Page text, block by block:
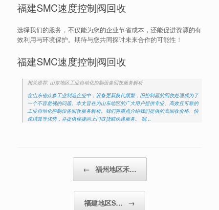
福建SMC速度控制阀回收
选择我们的服务，不仅能为您的企业节省成本，还能促进资源的有
效利用与环境保护。期待与您共同探讨未来合作的可能性！
福建SMC速度控制阀回收
相关推荐: 山东地区工业自动化控制设备回收服务解析
在山东省众多工业制造企业中，设备更新换代频繁，旧控制器的回收处理成为了
一个不容忽视的问题。本文旨在为山东地区的广大用户提供专业、高效且可靠的
工业自动化控制设备回收服务解析。我们将重点介绍我们提供的高回收价格、快
速结算等优势，并提供便捷的上门取货或快递服务。 我…
← 福州地区禾…
福建地区S… →